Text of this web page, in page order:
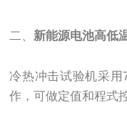
二、新能源电池高低
冷热冲击试验机采
作，可做定值和程式